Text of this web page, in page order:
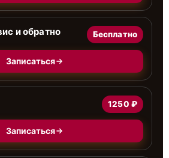
и обратно Бесплатно
Записаться
1250 ₽
Записаться